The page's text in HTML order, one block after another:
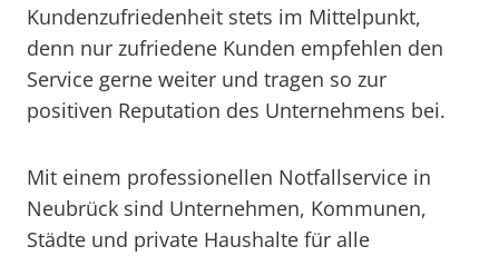
Kundenzufriedenheit stets im Mittelpunkt,
denn nur zufriedene Kunden empfehlen den
Service gerne weiter und tragen so zur
positiven Reputation des Unternehmens bei.
Mit einem professionellen Notfallservice in
Neubrück sind Unternehmen, Kommunen,
Städte und private Haushalte für alle